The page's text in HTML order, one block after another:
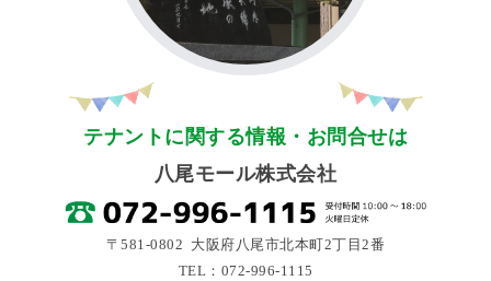
テナントに関する情報・お問合せは
八尾モール株式会社
〒581-0802 大阪府八尾市北本町2丁目2番
TEL：072-996-1115